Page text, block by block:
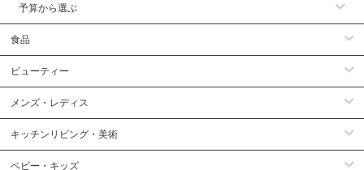
予算から選ぶ
食品
ビューティー
メンズ・レディス
キッチンリビング・美術
ベビー・キッズ